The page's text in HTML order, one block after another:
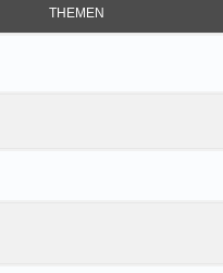
THEMEN